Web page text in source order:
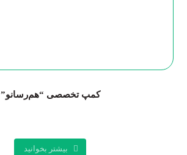
کمپ تخصصی “هم‌رسانو”
بیشتر بخوانید